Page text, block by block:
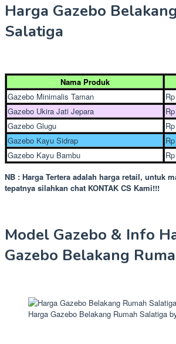
Harga Gazebo
Salatiga
Nama Produk
Gazebo Minimalis Taman
Gazebo Ukira Jati Jepara
Gazebo Glugu
Gazebo Kayu Sidrap
Gazebo Kayu Bambu
NB : Harga Tertera adalah harga retail, untuk
tepatnya silahkan chat KONTAK CS Kami!!!
Model Gazebo & Info
Gazebo Belakang
Harga Gazebo Belakang Rumah Salatiga